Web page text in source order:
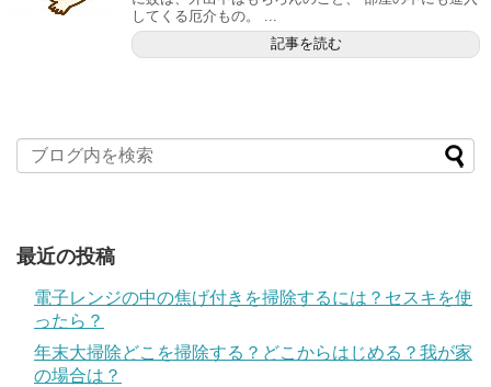
してくる厄介もの。 ...
記事を読む
最近の投稿
電子レンジの中の焦げ付きを掃除するには？セスキを使
ったら？
年末大掃除どこを掃除する？どこからはじめる？我が家
の場合は？